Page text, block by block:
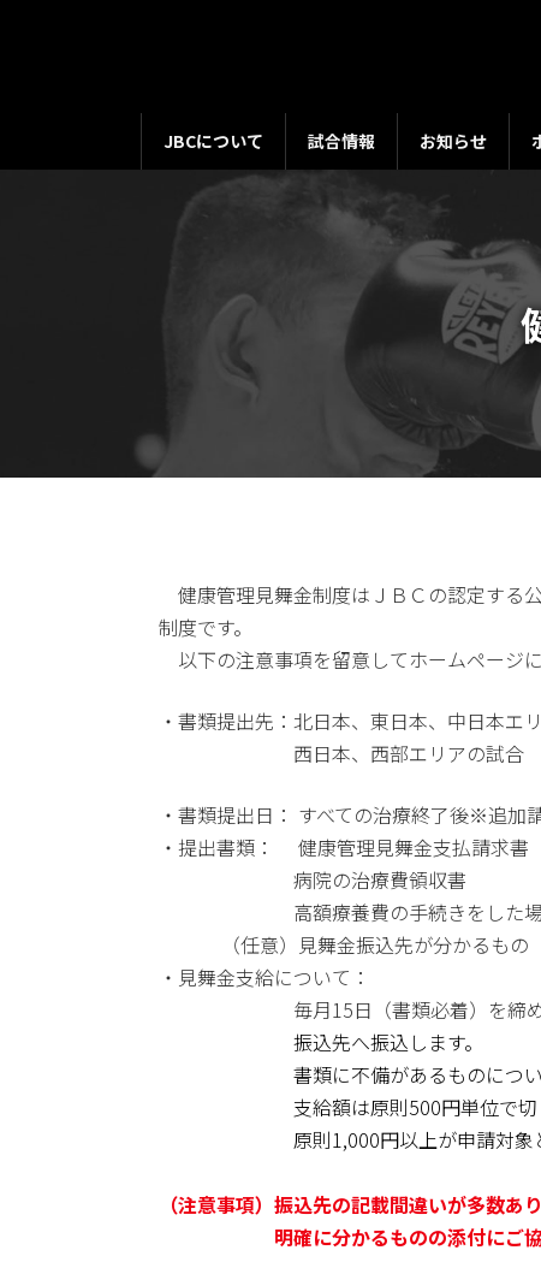
JBCについて 試合情報 お知らせ
健康管理見舞金制度はＪＢＣの認定する
制度です。
以下の注意事項を留意してホームページ
・書類提出先：北日本、東日本、中日本
西日本、西部エリアの試
・書類提出日： すべての治療終了後※追加
・提出書類： 健康管理見舞金支払請求書
病院の治療費領収書
高額療養費の手続きをした場合は
（任意）見舞金振込先が分かるもの（
・見舞金支給について：
毎月15日（書類必着）を締め切りと
振込先へ振込します。
書類に不備があるものについては
支給額は原則500円単位で切り捨て
原則1,000円以上が申請対象と
（注意事項）振込先の記載間違いが多数
明確に分かるものの添付に